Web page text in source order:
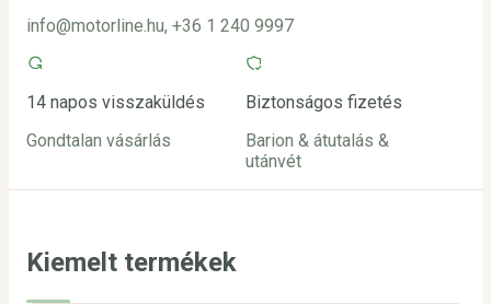
info@motorline.hu, +36 1 240 9997
14 napos visszaküldés
Gondtalan vásárlás
Biztonságos fizetés
Barion & átutalás &
utánvét
Kiemelt termékek